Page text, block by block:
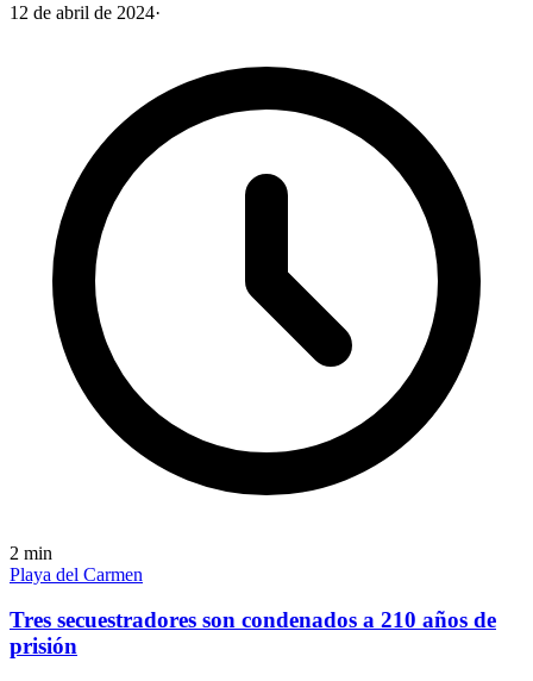
12 de abril de 2024·
2 min
Playa del Carmen
Tres secuestradores son condenados a 210 años de
prisión